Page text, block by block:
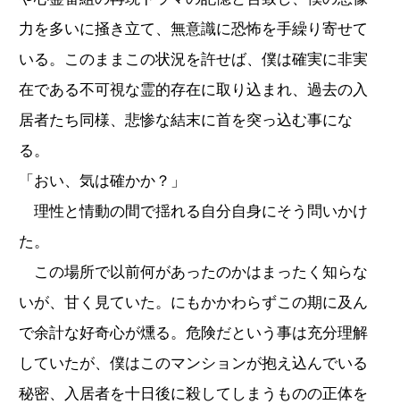
力を多いに掻き立て、無意識に恐怖を手繰り寄せて
いる。このままこの状況を許せば、僕は確実に非実
在である不可視な霊的存在に取り込まれ、過去の入
居者たち同様、悲惨な結末に首を突っ込む事にな
る。
「おい、気は確かか？」
理性と情動の間で揺れる自分自身にそう問いかけ
た。
この場所で以前何があったのかはまったく知らな
いが、甘く見ていた。にもかかわらずこの期に及ん
で余計な好奇心が燻る。危険だという事は充分理解
していたが、僕はこのマンションが抱え込んでいる
秘密、入居者を十日後に殺してしまうものの正体を